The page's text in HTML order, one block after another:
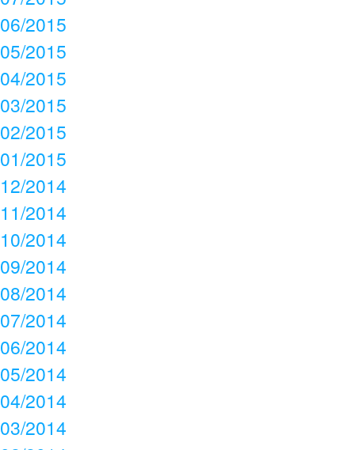
06/2015
05/2015
04/2015
03/2015
02/2015
01/2015
12/2014
11/2014
10/2014
09/2014
08/2014
07/2014
06/2014
05/2014
04/2014
03/2014